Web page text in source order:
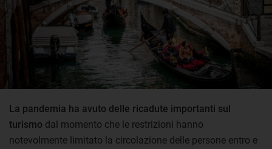
La pandemia ha avuto delle ricadute importanti sul
turismo dal momento che le restrizioni hanno
notevolmente limitato la circolazione delle persone entro e